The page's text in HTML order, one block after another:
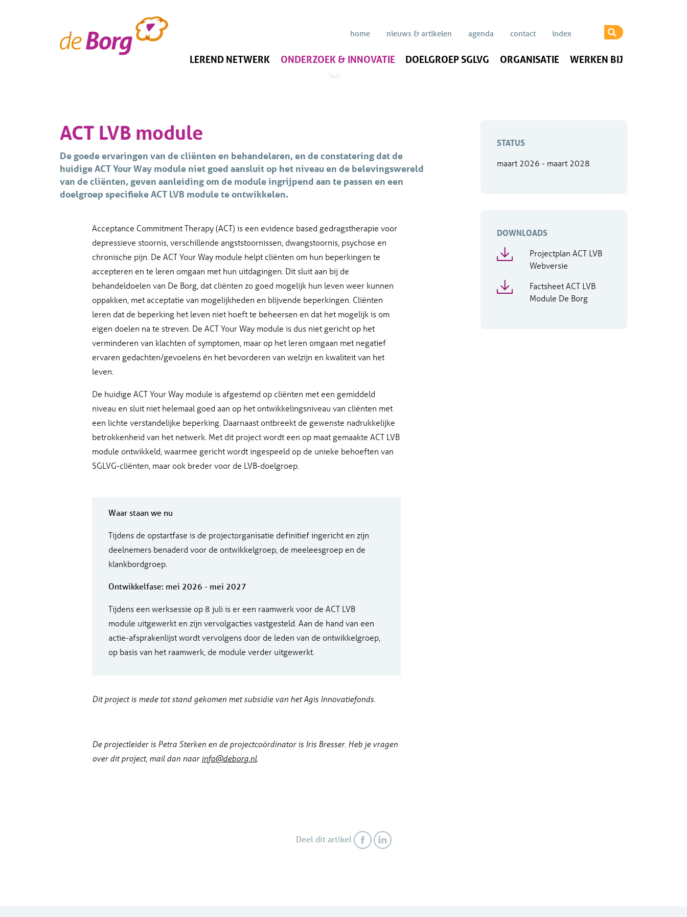
home nieuws & artikelen agenda contact index
LEREND NETWERK ONDERZOEK & INNOVATIE DOELGROEP SGLVG ORGANISATIE WERKEN BIJ
ACT LVB module
De goede ervaringen van de cliënten en behandelaren, en de constatering dat de
huidige ACT Your Way module niet goed aansluit op het niveau en de belevingswereld
van de cliënten, geven aanleiding om de module ingrijpend aan te passen en een
doelgroep specifieke ACT LVB module te ontwikkelen.
Acceptance Commitment Therapy (ACT) is een evidence based gedragstherapie voor
depressieve stoornis, verschillende angststoornissen, dwangstoornis, psychose en
chronische pijn. De ACT Your Way module helpt cliënten om hun beperkingen te
accepteren en te leren omgaan met hun uitdagingen. Dit sluit aan bij de
behandeldoelen van De Borg, dat cliënten zo goed mogelijk hun leven weer kunnen
oppakken, met acceptatie van mogelijkheden en blijvende beperkingen. Cliënten
leren dat de beperking het leven niet hoeft te beheersen en dat het mogelijk is om
eigen doelen na te streven. De ACT Your Way module is dus niet gericht op het
verminderen van klachten of symptomen, maar op het leren omgaan met negatief
ervaren gedachten/gevoelens én het bevorderen van welzijn en kwaliteit van het
leven.
De huidige ACT Your Way module is afgestemd op cliënten met een gemiddeld
niveau en sluit niet helemaal goed aan op het ontwikkelingsniveau van cliënten met
een lichte verstandelijke beperking. Daarnaast ontbreekt de gewenste nadrukkelijke
betrokkenheid van het netwerk. Met dit project wordt een op maat gemaakte ACT LVB
module ontwikkeld, waarmee gericht wordt ingespeeld op de unieke behoeften van
SGLVG-cliënten, maar ook breder voor de LVB-doelgroep.
Waar staan we nu
Tijdens de opstartfase is de projectorganisatie definitief ingericht en zijn
deelnemers benaderd voor de ontwikkelgroep, de meeleesgroep en de
klankbordgroep.
Ontwikkelfase: mei 2026 - mei 2027
Tijdens een werksessie op 8 juli is er een raamwerk voor de ACT LVB
module uitgewerkt en zijn vervolgacties vastgesteld. Aan de hand van een
actie-afsprakenlijst wordt vervolgens door de leden van de ontwikkelgroep,
op basis van het raamwerk, de module verder uitgewerkt.
Dit project is mede tot stand gekomen met subsidie van het Agis Innovatiefonds.
De projectleider is Petra Sterken en de projectcoördinator is Iris Bresser. Heb je vragen
over dit project, mail dan naar info@deborg.nl.
STATUS
maart 2026 - maart 2028
DOWNLOADS
Projectplan ACT LVB
Webversie
Factsheet ACT LVB
Module De Borg
Deel dit artikel